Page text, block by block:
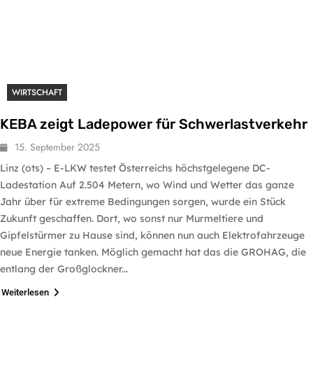
WIRTSCHAFT
KEBA zeigt Ladepower für Schwerlastverkehr
15. September 2025
Linz (ots) – E-LKW testet Österreichs höchstgelegene DC-
Ladestation Auf 2.504 Metern, wo Wind und Wetter das ganze
Jahr über für extreme Bedingungen sorgen, wurde ein Stück
Zukunft geschaffen. Dort, wo sonst nur Murmeltiere und
Gipfelstürmer zu Hause sind, können nun auch Elektrofahrzeuge
neue Energie tanken. Möglich gemacht hat das die GROHAG, die
entlang der Großglockner...
Weiterlesen